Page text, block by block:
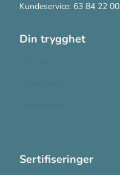
Kundeservice: 63 84 22 00
Din trygghet
Sertifiseringer